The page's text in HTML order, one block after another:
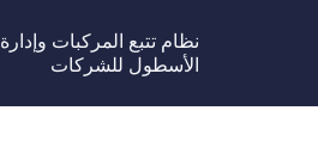
نظام تتبع المركبات وإدارة
الأسطول للشركات